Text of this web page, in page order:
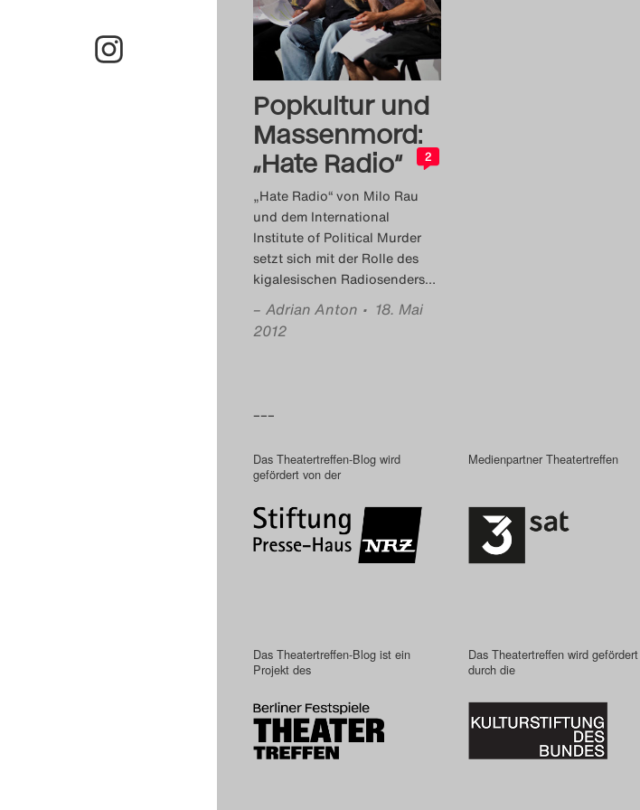
Popkultur und
Massenmord:
„Hate Radio“
2
„Hate Radio“ von Milo Rau
und dem International
Institute of Political Murder
setzt sich mit der Rolle des
kigalesischen Radiosenders…
– Adrian Anton • 18. Mai
2012
–––
Das Theatertreffen-Blog wird
gefördert von der
Medienpartner Theatertreffen
Das Theatertreffen-Blog ist ein
Projekt des
Das Theatertreffen wird gefördert
durch die